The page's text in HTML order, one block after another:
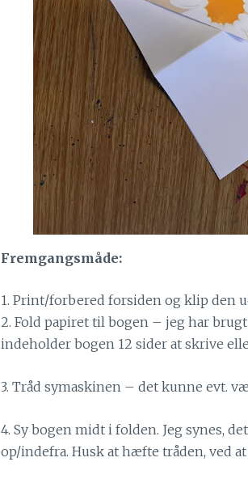
Fremgangsmåde:
1. Print/forbered forsiden og klip den
2. Fold papiret til bogen – jeg har brugt
indeholder bogen 12 sider at skrive
3. Tråd symaskinen – det kunne evt.
4. Sy bogen midt i folden. Jeg synes,
op/indefra. Husk at hæfte tråden, ved